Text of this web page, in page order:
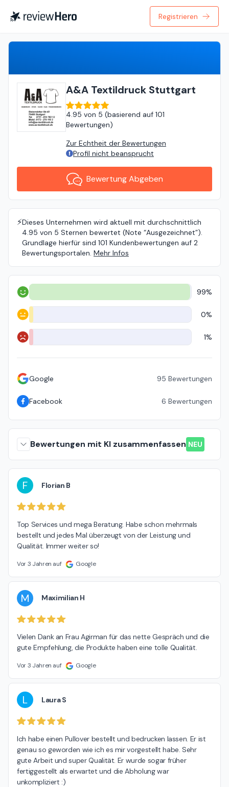
Registrieren
A&A Textildruck Stuttgart
4.95 von 5 (basierend auf 101
Bewertungen)
Zur Echtheit der Bewertungen
Profil nicht beansprucht
Bewertung Abgeben
⚡️Dieses Unternehmen wird aktuell mit durchschnittlich
4.95 von 5 Sternen bewertet (Note “Ausgezeichnet”).
Grundlage hierfür sind 101 Kundenbewertungen auf 2
Bewertungsportalen. Mehr Infos
Positiv 99%
Neutral 0%
Negativ 1%
Google 95 Bewertungen
Facebook 6 Bewertungen
Bewertungen mit KI zusammenfassen NEU
F Florian B
Top Services und mega Beratung. Habe schon mehrmals
bestellt und jedes Mal überzeugt von der Leistung und
Qualität. Immer weiter so!
Vor 3 Jahren auf Google
M Maximilian H
Vielen Dank an Frau Agirman für das nette Gespräch und die
gute Empfehlung, die Produkte haben eine tolle Qualität.
Vor 3 Jahren auf Google
L Laura S
Ich habe einen Pullover bestellt und bedrucken lassen. Er ist
genau so geworden wie ich es mir vorgestellt habe. Sehr
gute Arbeit und super Qualität. Er wurde sogar früher
fertiggestellt als erwartet und die Abholung war
unkompliziert :)